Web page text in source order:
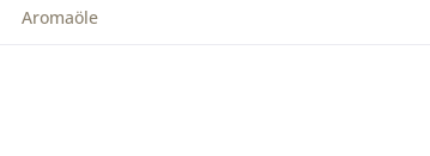
Aromaöle